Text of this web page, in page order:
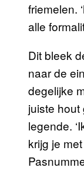
friemelen.
alle
Dit bleek
naar de
degelijke
juiste
legende.
krijg je